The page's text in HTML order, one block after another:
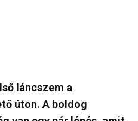
láncszem a
úton. A boldog